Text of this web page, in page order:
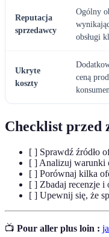
Reputacja
sprzedawcy
Ogólny
obsługi
Ukryte
koszty
ceną
Checklist przed
[ ] Sprawdź źródło
[ ] Analizuj warunki
[ ] Porównaj kilka
[ ] Zbadaj recenzje i
[ ] Upewnij się, że
📺 Pour aller plus loin :